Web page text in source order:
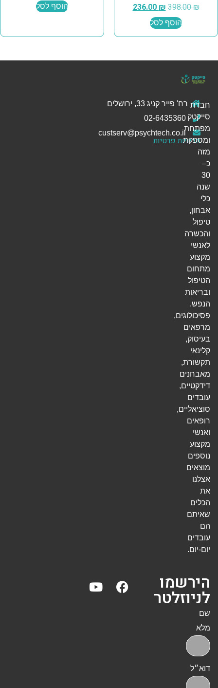
398.00₪
236.00 ₪
הוסף לסל
הוסף לסל
רח' פייר קניג 33, ירושלים
מדיניות פרטיות
חברת
סייקטק
מפתחת
ומספקת
מזה
כ–
30
שנה
כלי
אבחון,
טיפול
והכשרה
לאנשי
מקצוע
מתחום
הטיפול
ובריאות
הנפש.
פסיכולוגים,
מרפאים
בעיסוק,
קלינאי
תקשורת,
מאבחנים
דידקטיים,
עובדים
סוציאליים,
רופאים
ואנשי
מקצוע
נוספים
מוצאים
אצלנו
את
הכלים
שאיתם
הם
עובדים
יום-יום.
הירשמו
לניוזלטר
שם
מלא
דוא״ל